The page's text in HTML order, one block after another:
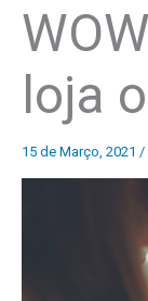
loja
15 de Março, 2021 /